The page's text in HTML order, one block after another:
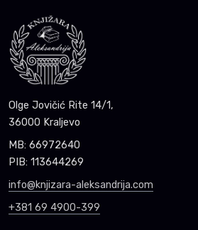
Olge Jovičić Rite 14/1,
36000 Kraljevo
MB: 66972640
PIB: 113644269
info@knjizara-aleksandrija.com
+381 69 4900-399